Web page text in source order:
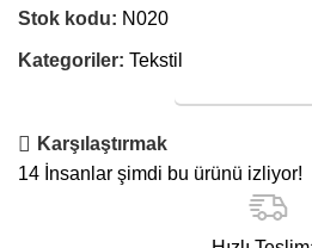
Stok kodu: N020
Kategoriler: Tekstil
Karşılaştırmak
14 İnsanlar şimdi bu ürünü izliyor!